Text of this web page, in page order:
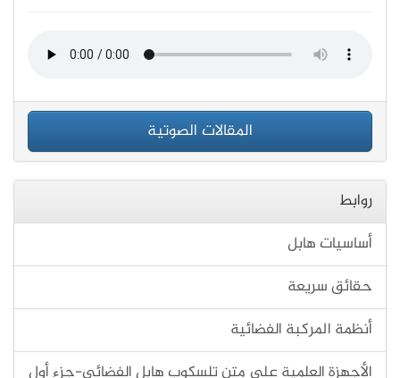
المقالات الصوتية
روابط
أساسيات هابل
حقائق سريعة
أنظمة المركبة الفضائية
الأجهزة العلمية على متن تلسكوب هابل الفضائي-جزء أول